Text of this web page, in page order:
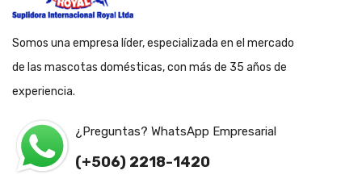
Somos una empresa líder, especializada en el mercado
de las mascotas domésticas, con más de 35 años de
experiencia.
¿Preguntas? WhatsApp Empresarial
(+506) 2218-1420